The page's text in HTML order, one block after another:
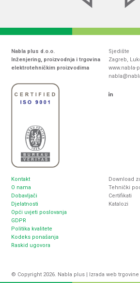
Nabla plus d.o.o.
Inženjering, proizvodnja i trgovina
elektrotehničkim proizvodima
Sjedište
Zagreb,
www.nabla-
Kontakt
O nama
Dobavljači
Djelatnosti
Opći uvjeti poslovanja
GDPR
Politika kvalitete
Kodeks ponašanja
Raskid ugovora
Download
Tehnički
Certifikati
Katalozi
© Copyright 2026. Nabla plus | Izrada web trgovine